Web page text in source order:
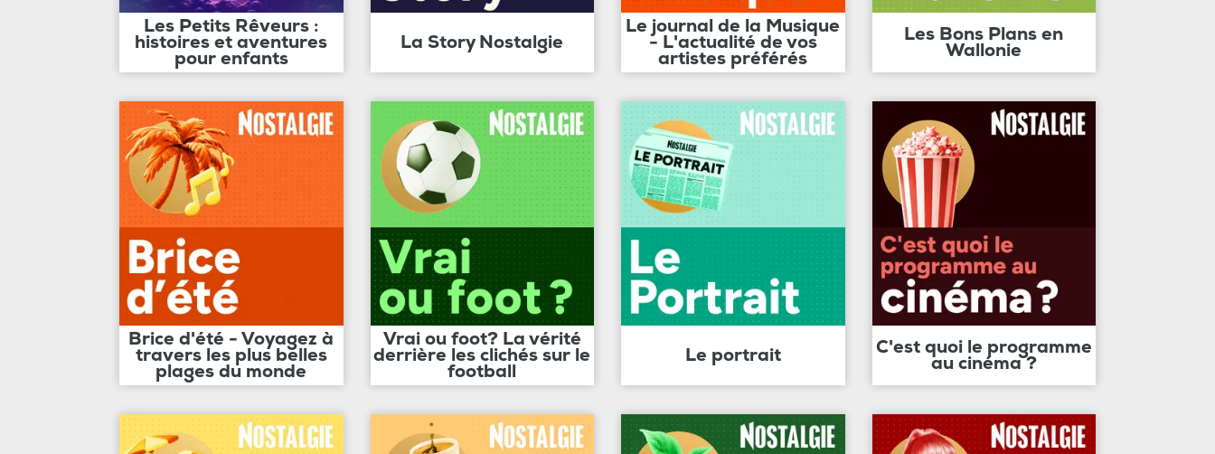
Les Petits Rêveurs :
histoires et aventures
pour enfants
La Story Nostalgie
Le journal de la Musique
- L'actualité de vos
artistes préférés
Les Bons Plans en
Wallonie
Brice d'été - Voyagez à
travers les plus belles
plages du monde
Vrai ou foot? La vérité
derrière les clichés sur le
football
Le portrait C'est quoi le programme
au cinéma ?